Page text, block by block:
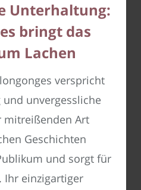
Unterhaltung:
bringt das
Lachen
verspricht
unvergessliche
mitreißenden Art
Geschichten
und sorgt für
Ihr einzigartiger